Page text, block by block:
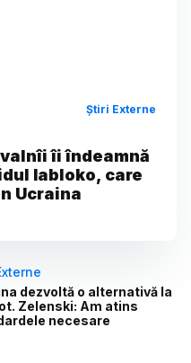
Știri Externe
îi îndeamnă
Iabloko, care
Ucraina
dezvoltă o alternativă la
Zelenski: Am atins
necesare